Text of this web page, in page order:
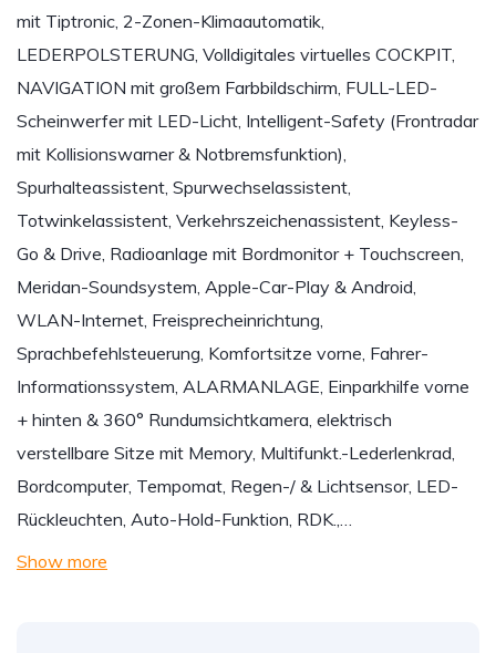
mit Tiptronic, 2-Zonen-Klimaautomatik,
LEDERPOLSTERUNG, Volldigitales virtuelles COCKPIT,
NAVIGATION mit großem Farbbildschirm, FULL-LED-
Scheinwerfer mit LED-Licht, Intelligent-Safety (Frontradar
mit Kollisionswarner & Notbremsfunktion),
Spurhalteassistent, Spurwechselassistent,
Totwinkelassistent, Verkehrszeichenassistent, Keyless-
Go & Drive, Radioanlage mit Bordmonitor + Touchscreen,
Meridan-Soundsystem, Apple-Car-Play & Android,
WLAN-Internet, Freisprecheinrichtung,
Sprachbefehlsteuerung, Komfortsitze vorne, Fahrer-
Informationssystem, ALARMANLAGE, Einparkhilfe vorne
+ hinten & 360° Rundumsichtkamera, elektrisch
verstellbare Sitze mit Memory, Multifunkt.-Lederlenkrad,
Bordcomputer, Tempomat, Regen-/ & Lichtsensor, LED-
Rückleuchten, Auto-Hold-Funktion, RDK.,…
Show more